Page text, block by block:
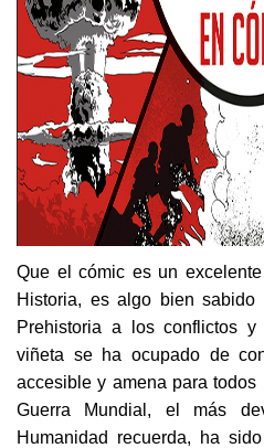
Que el cómic es un
Historia, es algo bien
Prehistoria a los conflictos
viñeta se ha ocupado de
accesible y amena para
Guerra Mundial, el más
Humanidad recuerda, ha